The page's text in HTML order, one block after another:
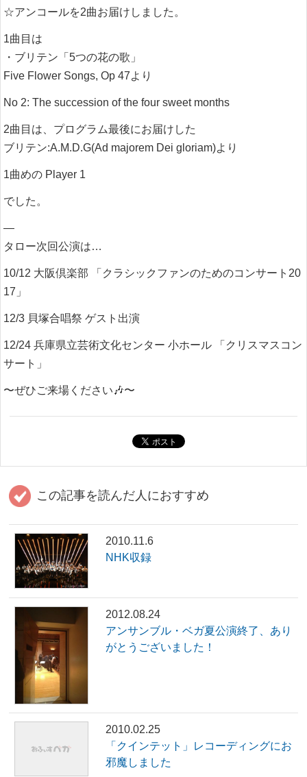
☆アンコールを2曲お届けしました。
1曲目は
・ブリテン「5つの花の歌」
Five Flower Songs, Op 47より
No 2: The succession of the four sweet months
2曲目は、プログラム最後にお届けした
ブリテン:A.M.D.G(Ad majorem Dei gloriam)より
1曲めの Player 1
でした。
—
タロー次回公演は…
10/12 大阪倶楽部 「クラシックファンのためのコンサート20
17」
12/3 貝塚合唱祭 ゲスト出演
12/24 兵庫県立芸術文化センター 小ホール 「クリスマスコン
サート」
〜ぜひご来場ください 🎶〜
この記事を読んだ人におすすめ
2010.11.6
NHK収録
2012.08.24
アンサンブル・ベガ夏公演終了、あり
がとうございました！
2010.02.25
「クインテット」レコーディングにお
邪魔しました